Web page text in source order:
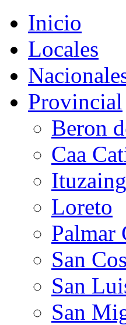
Inicio
Locales
Provincial
Beron
Caa
Loreto
Palmar
San
San
San